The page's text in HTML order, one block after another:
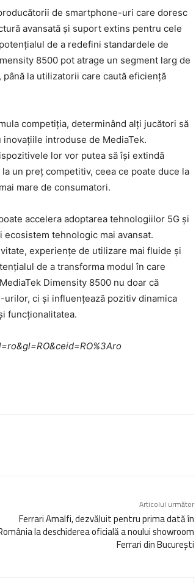
de smartphone-uri care doresc
avansată și suport extins pentru cele
de a redefini standardele de
8500 pot atrage un segment larg de
la utilizatorii care caută eficiență
competiția, determinând alți jucători să
introduse de MediaTek.
lor vor putea să își extindă
un preț competitiv, ceea ce poate duce la
mare de consumatori.
accelera adoptarea tehnologiilor 5G și
tehnologic mai avansat.
experiențe de utilizare mai fluide și
de a transforma modul în care
Dimensity 8500 nu doar că
ci și influențează pozitiv dinamica
funcționalitatea.
Articolul următor
Ferrari Amalfi, dezvăluit pentru prima dată în
la deschiderea oficială a noului showroom
Ferrari din București